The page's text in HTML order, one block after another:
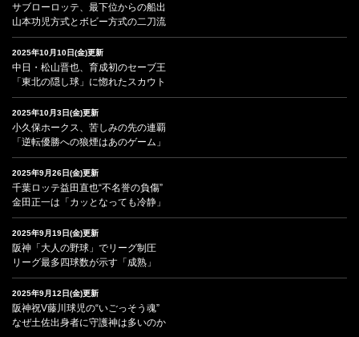
サブローロッテ、最下位からの船出
山本功児方式とボビー方式の二刀流
2025年10月10日(金)更新
中日・松山晋也、育成初のセーブ王
「東北の隠し球」に惚れたスカウト
2025年10月3日(金)更新
小久保ホークス、苦しみの先の連覇
「逆転優勝への狼煙はあのゲーム」
2025年9月26日(金)更新
千葉ロッテ益田直也“不名誉の負傷”
金田正一は「カッとなっても冷静」
2025年9月19日(金)更新
阪神「大人の野球」でリーグ制圧
リーグ最多四球数が示す「成熟」
2025年9月12日(金)更新
阪神祝V藤川球児の“いごっそう魂”
なぜ土佐出身者に守護神は多いのか